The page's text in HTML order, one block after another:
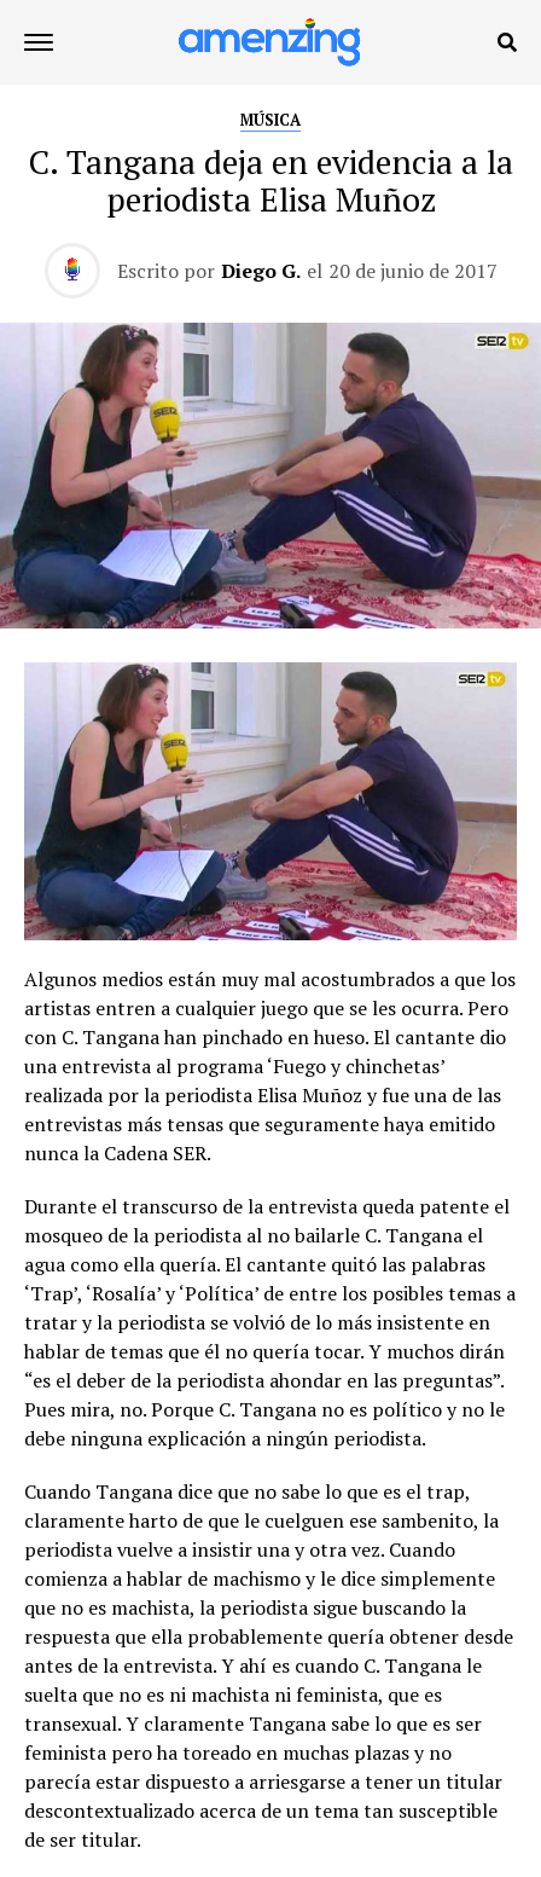
MÚSICA
C. Tangana deja en evidencia a la
periodista Elisa Muñoz
Escrito por Diego G. el 20 de junio de 2017
Algunos medios están muy mal acostumbrados a que los
artistas entren a cualquier juego que se les ocurra. Pero
con C. Tangana han pinchado en hueso. El cantante dio
una entrevista al programa ‘Fuego y chinchetas’
realizada por la periodista Elisa Muñoz y fue una de las
entrevistas más tensas que seguramente haya emitido
nunca la Cadena SER.
Durante el transcurso de la entrevista queda patente el
mosqueo de la periodista al no bailarle C. Tangana el
agua como ella quería. El cantante quitó las palabras
‘Trap’, ‘Rosalía’ y ‘Política’ de entre los posibles temas a
tratar y la periodista se volvió de lo más insistente en
hablar de temas que él no quería tocar. Y muchos dirán
“es el deber de la periodista ahondar en las preguntas”.
Pues mira, no. Porque C. Tangana no es político y no le
debe ninguna explicación a ningún periodista.
Cuando Tangana dice que no sabe lo que es el trap,
claramente harto de que le cuelguen ese sambenito, la
periodista vuelve a insistir una y otra vez. Cuando
comienza a hablar de machismo y le dice simplemente
que no es machista, la periodista sigue buscando la
respuesta que ella probablemente quería obtener desde
antes de la entrevista. Y ahí es cuando C. Tangana le
suelta que no es ni machista ni feminista, que es
transexual. Y claramente Tangana sabe lo que es ser
feminista pero ha toreado en muchas plazas y no
parecía estar dispuesto a arriesgarse a tener un titular
descontextualizado acerca de un tema tan susceptible
de ser titular.